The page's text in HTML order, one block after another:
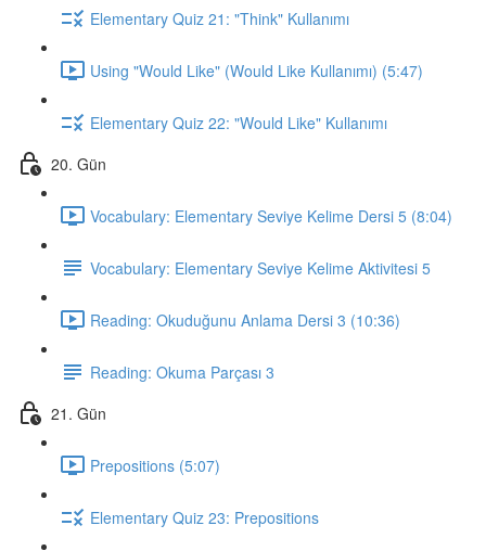
Elementary Quiz 21: "Think" Kullanımı
Using "Would Like" (Would Like Kullanımı) (5:47)
Elementary Quiz 22: "Would Like" Kullanımı
20. Gün
Vocabulary: Elementary Seviye Kelime Dersi 5 (8:04)
Vocabulary: Elementary Seviye Kelime Aktivitesi 5
Reading: Okuduğunu Anlama Dersi 3 (10:36)
Reading: Okuma Parçası 3
21. Gün
Prepositions (5:07)
Elementary Quiz 23: Prepositions